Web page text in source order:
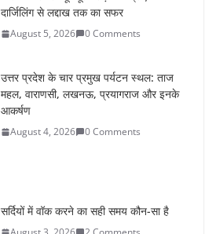
दार्जिलिंग से लद्दाख तक का सफर
August 5, 2026 0 Comments
उत्तर प्रदेश के चार प्रमुख पर्यटन स्थल: ताज
महल, वाराणसी, लखनऊ, प्रयागराज और इनके
आकर्षण
August 4, 2026 0 Comments
सर्दियों में वॉक करने का सही समय कौन-सा है